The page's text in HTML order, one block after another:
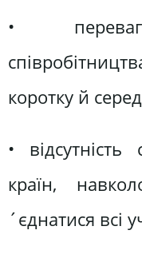
•
коротку й
•
країн,
´єднатися всі